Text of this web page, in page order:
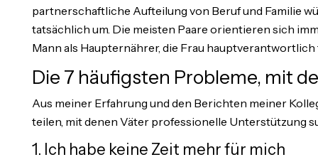
partnerschaftliche Aufteilung von Beruf und Familie
tatsächlich um. Die meisten Paare orientieren sich
Mann als Haupternährer, die Frau
Die 7 häufigsten Probleme, mit
Aus meiner Erfahrung und den Berichten meiner
teilen, mit denen Väter professionelle Unterstützung
1. Ich habe keine Zeit mehr für mich